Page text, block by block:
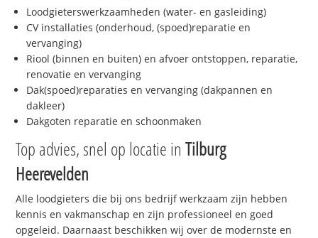
Loodgieterswerkzaamheden (water- en gasleiding)
CV installaties (onderhoud, (spoed)reparatie en
vervanging)
Riool (binnen en buiten) en afvoer ontstoppen, reparatie,
renovatie en vervanging
Dak(spoed)reparaties en vervanging (dakpannen en
dakleer)
Dakgoten reparatie en schoonmaken
Top advies, snel op locatie inTilburg
Heerevelden
Alle loodgieters die bij ons bedrijf werkzaam zijn hebben
kennis en vakmanschap en zijn professioneel en goed
opgeleid. Daarnaast beschikken wij over de modernste en